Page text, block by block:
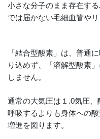
小さな分子のまま存在す
では届かない毛細血管や
「結合型酸素」は、普通
り込めず、「溶解型酸素
しません。
通常の大気圧は１.0気圧
呼吸するよりも身体への
増進を図ります。